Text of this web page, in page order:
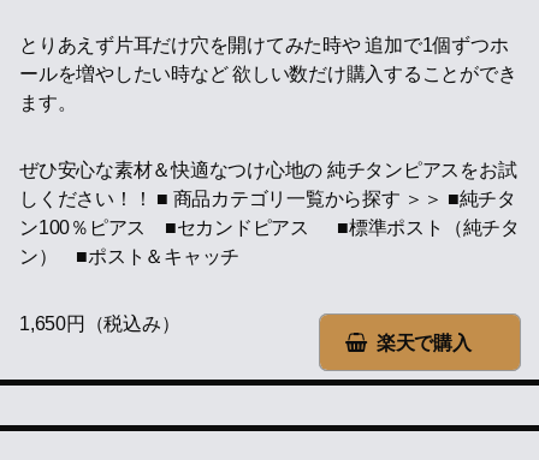
とりあえず片耳だけ穴を開けてみた時や 追加で1個ずつホ
ールを増やしたい時など 欲しい数だけ購入することができ
ます。
ぜひ安心な素材＆快適なつけ心地の 純チタンピアスをお試
しください！！ ■ 商品カテゴリ一覧から探す ＞＞ ■純チタ
ン100％ピアス ■セカンドピアス ■標準ポスト（純チタ
ン） ■ポスト＆キャッチ
楽天で購入
1,650円（税込み）